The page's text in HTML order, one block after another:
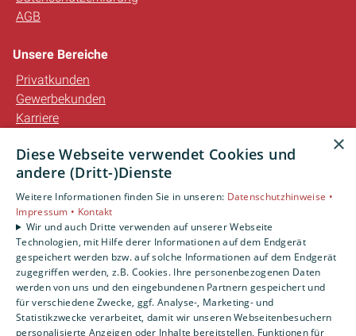
AGB
Unsere Bereiche
Privatkunden
Gewerbekunden
Karriere
Kontakt
×
Diese Webseite verwendet Cookies und
andere (Dritt-)Dienste
Weitere Informationen finden Sie in unseren: Datenschutzhinweise •
Impressum • Kontakt
Wir und auch Dritte verwenden auf unserer Webseite
Technologien, mit Hilfe derer Informationen auf dem Endgerät
gespeichert werden bzw. auf solche Informationen auf dem Endgerät
zugegriffen werden, z.B. Cookies. Ihre personenbezogenen Daten
werden von uns und den eingebundenen Partnern gespeichert und
für verschiedene Zwecke, ggf. Analyse-, Marketing- und
Statistikzwecke verarbeitet, damit wir unseren Webseitenbesuchern
personalisierte Anzeigen oder Inhalte bereitstellen, Funktionen für